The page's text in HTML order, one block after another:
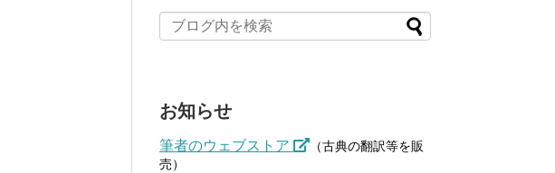
お知らせ
筆者のウェブストア
（古典の翻訳等を販
売）